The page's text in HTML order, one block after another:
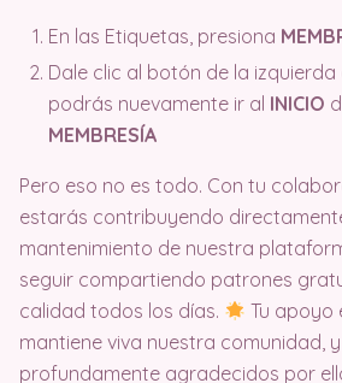
En las Etiquetas, presiona
Dale clic al botón de la izquierda
podrás nuevamente ir al INICIO
MEMBRESÍA
Pero eso no es todo. Con tu
estarás contribuyendo
mantenimiento de nuestra
seguir compartiendo patrones
calidad todos los días.
Tu apoyo
mantiene viva nuestra comunidad,
profundamente agradecidos por